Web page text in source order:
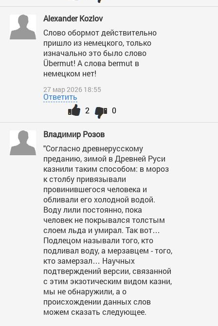
Alexander Kozlov
Слово обормот действительно
пришло из немецкого, только
изначально это было слово
Übermut! А слова bermut в
немецком нет!
27 мар 2026 18:55
Ответить
0
2
Владимир Розов
"Согласно древнерусскому
преданию, зимой в Древней Руси
казнили таким способом: в мороз
к столбу привязывали
провинившегося человека и
обливали его холодной водой.
Воду лили постоянно, пока
человек не покрывался толстым
слоем льда и умирал. Так вот…
Подлецом называли того, кто
подливал воду, а мерзавцем - того,
кто замерзал… Научных
подтверждений версии, связанной
с этим экзотическим видом казни,
мы не обнаружили, а о
происхождении данных слов
можем сказать следующее.